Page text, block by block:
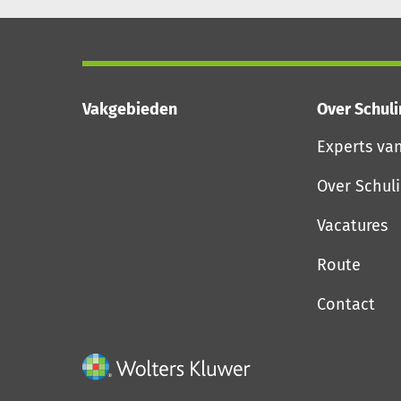
Vakgebieden
Over
Experts
Over
Vacatures
Route
Contact